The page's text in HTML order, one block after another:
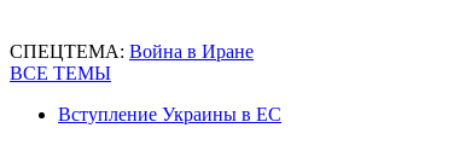
СПЕЦТЕМА: Война в Иране
ВСЕ ТЕМЫ
Вступление Украины в ЕС